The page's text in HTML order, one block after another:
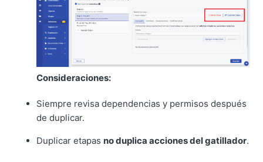
Consideraciones:
Siempre revisa dependencias y permisos después
de duplicar.
Duplicar etapas no duplica acciones del gatillador.